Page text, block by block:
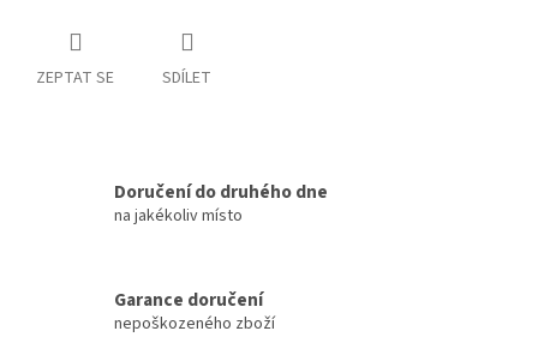
ZEPTAT SE SDÍLET
Doručení do druhého dne
na jakékoliv místo
Garance doručení
nepoškozeného zboží